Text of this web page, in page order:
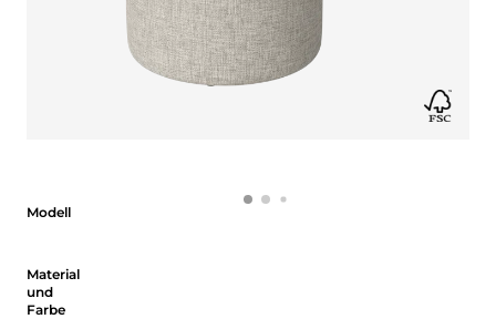
Modell
Material
und
Farbe